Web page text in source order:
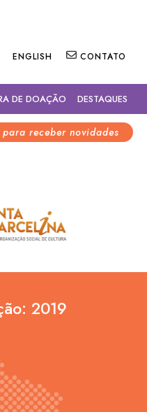
ENGLISH CONTATO
DE DOAÇÃO DESTAQUES
para receber novidades
2019